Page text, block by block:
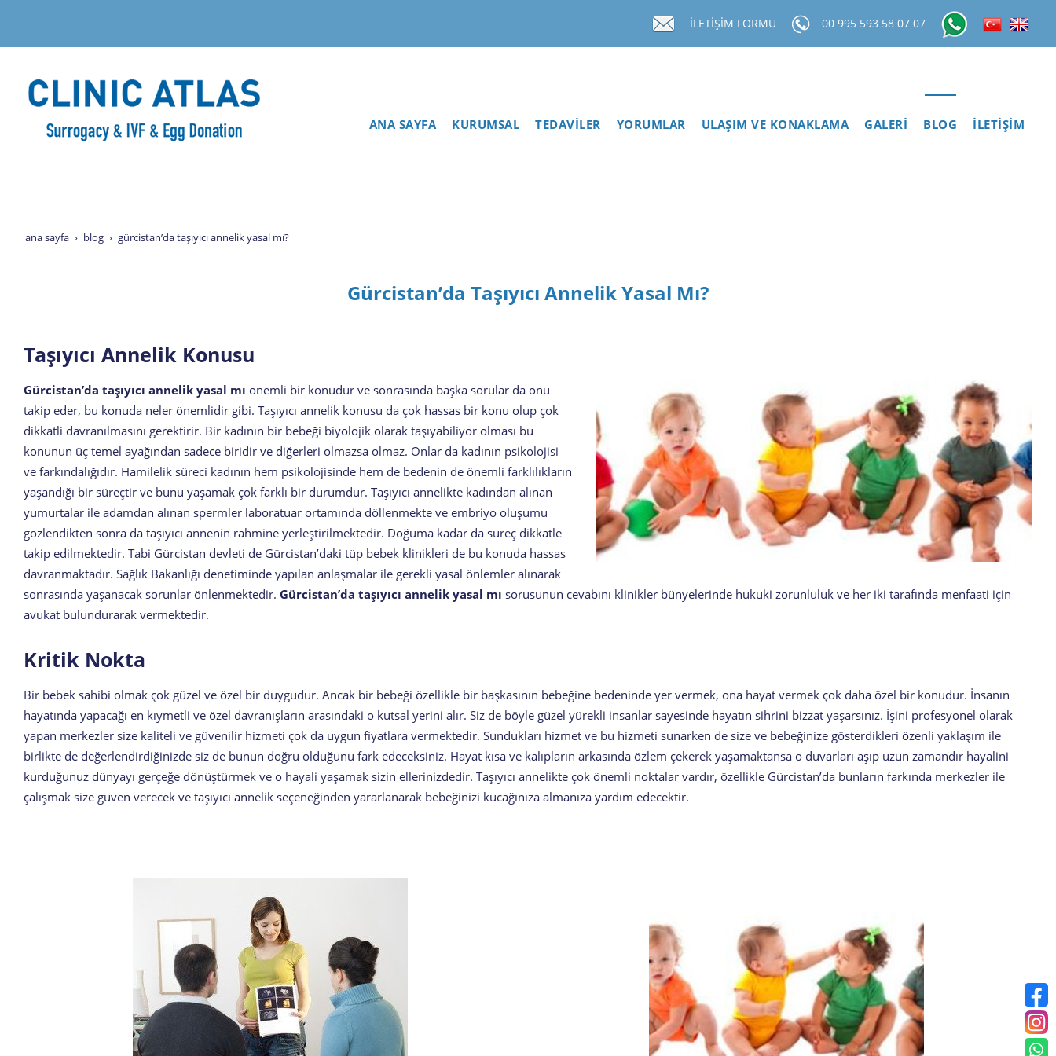
İLETİŞİM FORMU 00 995 593 58 07 07
ANA SAYFA KURUMSAL TEDAVİLER YORUMLAR ULAŞIM VE KONAKLAMA GALERİ BLOG İLETİŞİM
ana sayfa blog gürcistan’da taşıyıcı annelik yasal mı?
Gürcistan’da Taşıyıcı Annelik Yasal Mı?
Taşıyıcı Annelik Konusu
Gürcistan’da taşıyıcı annelik yasal mı önemli bir konudur ve sonrasında başka sorular da onu
takip eder, bu konuda neler önemlidir gibi. Taşıyıcı annelik konusu da çok hassas bir konu olup çok
dikkatli davranılmasını gerektirir. Bir kadının bir bebeği biyolojik olarak taşıyabiliyor olması bu
konunun üç temel ayağından sadece biridir ve diğerleri olmazsa olmaz. Onlar da kadının psikolojisi
ve farkındalığıdır. Hamilelik süreci kadının hem psikolojisinde hem de bedenin de önemli farklılıkların
yaşandığı bir süreçtir ve bunu yaşamak çok farklı bir durumdur. Taşıyıcı annelikte kadından alınan
yumurtalar ile adamdan alınan spermler laboratuar ortamında döllenmekte ve embriyo oluşumu
gözlendikten sonra da taşıyıcı annenin rahmine yerleştirilmektedir. Doğuma kadar da süreç dikkatle
takip edilmektedir. Tabi Gürcistan devleti de Gürcistan’daki tüp bebek klinikleri de bu konuda hassas
davranmaktadır. Sağlık Bakanlığı denetiminde yapılan anlaşmalar ile gerekli yasal önlemler alınarak
sonrasında yaşanacak sorunlar önlenmektedir. Gürcistan’da taşıyıcı annelik yasal mı sorusunun cevabını klinikler bünyelerinde hukuki zorunluluk ve her iki tarafında menfaati için
avukat bulundurarak vermektedir.
Kritik Nokta
Bir bebek sahibi olmak çok güzel ve özel bir duygudur. Ancak bir bebeği özellikle bir başkasının bebeğine bedeninde yer vermek, ona hayat vermek çok daha özel bir konudur. İnsanın
hayatında yapacağı en kıymetli ve özel davranışların arasındaki o kutsal yerini alır. Siz de böyle güzel yürekli insanlar sayesinde hayatın sihrini bizzat yaşarsınız. İşini profesyonel olarak
yapan merkezler size kaliteli ve güvenilir hizmeti çok da uygun fiyatlara vermektedir. Sundukları hizmet ve bu hizmeti sunarken de size ve bebeğinize gösterdikleri özenli yaklaşım ile
birlikte de değerlendirdiğinizde siz de bunun doğru olduğunu fark edeceksiniz. Hayat kısa ve kalıpların arkasında özlem çekerek yaşamaktansa o duvarları aşıp uzun zamandır hayalini
kurduğunuz dünyayı gerçeğe dönüştürmek ve o hayali yaşamak sizin ellerinizdedir. Taşıyıcı annelikte çok önemli noktalar vardır, özellikle Gürcistan’da bunların farkında merkezler ile
çalışmak size güven verecek ve taşıyıcı annelik seçeneğinden yararlanarak bebeğinizi kucağınıza almanıza yardım edecektir.